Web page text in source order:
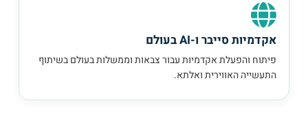
אקדמיות סייבר ו-AI בעולם
פיתוח והפעלת אקדמיות עבור צבאות וממשלות בעולם בשיתוף
התעשייה האווירית ואלתא.